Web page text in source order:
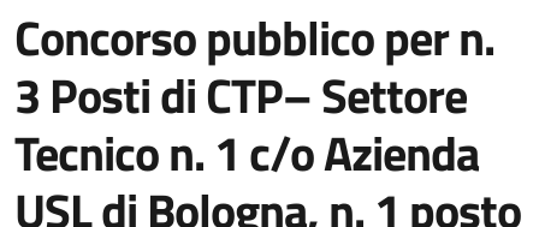
Concorso pubblico per n.
3 Posti di CTP– Settore
Tecnico n. 1 c/o Azienda
USL di Bologna, n. 1 posto